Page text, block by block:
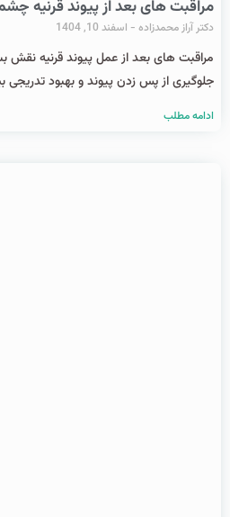
مراقبت های بعد از پیوند قرنیه
دکتر آراز محمدزاده اسفند 10, 1404
مراقبت‌ های بعد از عمل پیوند قرنیه نقش
جلوگیری از پس‌ زدن پیوند و بهبود تدریجی
ادامه مطلب